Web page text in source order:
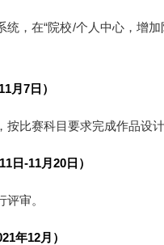
统，在“院校/个人中心，增
月7日）
比赛科目要求完成作品设计
日-11月20日）
审。
年12月）